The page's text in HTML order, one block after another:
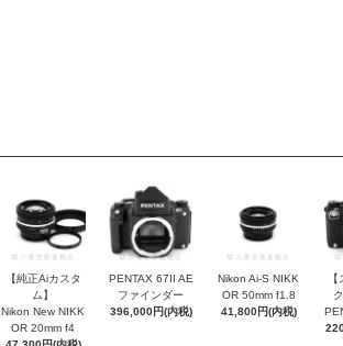
【純正Aiカスタ
ム】
Nikon New NIKK
OR 20mm f4
PENTAX 67II AE
ファインダー
396,000円(内税)
Nikon Ai-S NIKK
OR 50mm f1.8
41,800円(内税)